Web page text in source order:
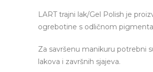
LART trajni lak/Gel Polish je
ogrebotine s odličnom
Za savršenu manikuru potrebni
lakova i završnih sjajeva.